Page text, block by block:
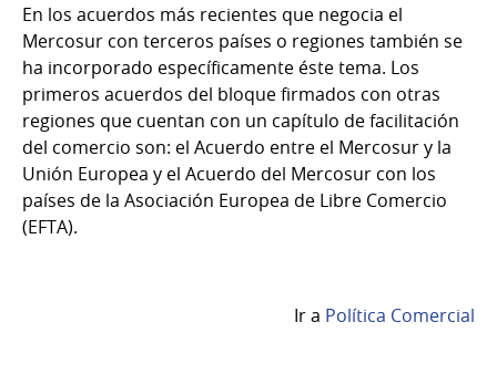
En los acuerdos más recientes que negocia el
Mercosur con terceros países o regiones también se
ha incorporado específicamente éste tema. Los
primeros acuerdos del bloque firmados con otras
regiones que cuentan con un capítulo de facilitación
del comercio son: el Acuerdo entre el Mercosur y la
Unión Europea y el Acuerdo del Mercosur con los
países de la Asociación Europea de Libre Comercio
(EFTA).
Ir a Política Comercial